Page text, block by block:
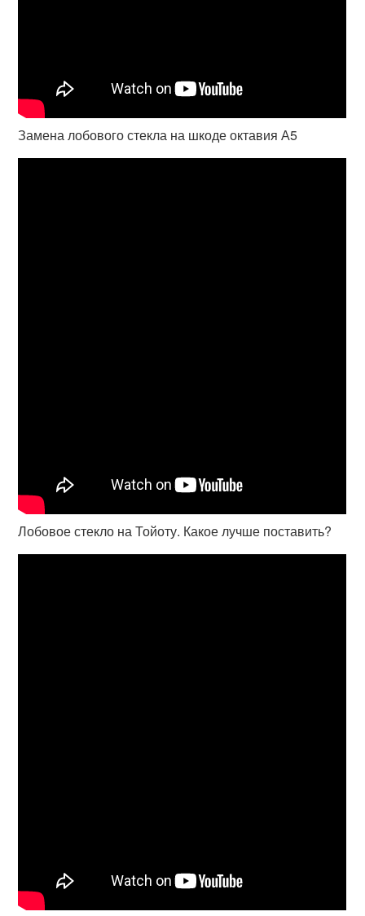
Замена лобового стекла на шкоде октавия А5
Лобовое стекло на Тойоту. Какое лучше поставить?